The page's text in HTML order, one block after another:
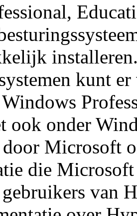
kunt
ook onder
Microsoft
die
van